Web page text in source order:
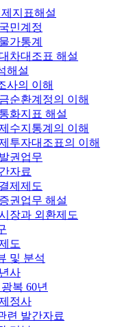
지표해설
민계정
가통계
차대조표 해설
해설
사의 이해
순환계정의 이해
화지표 해설
수지통계의 이해
투자대조표의 이해
권업무
자료
제제도
권업무 해설
장과 외환제도
도
및 분석
사
복 60년
정사
련 발간자료